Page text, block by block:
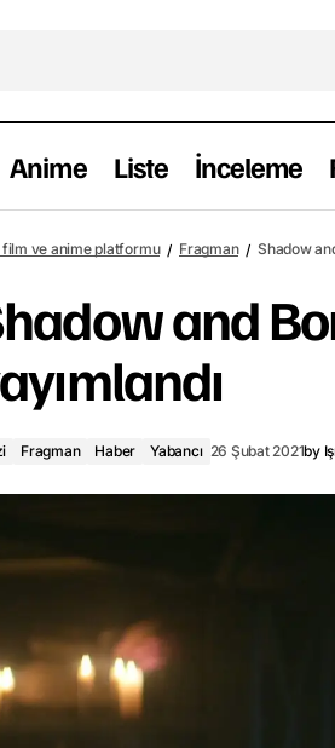
Anime Liste İnceleme
Dizi
ve anime platformu Fragman Shadow
and
Fragman Haber Yabancı 26 Şubat 2021by